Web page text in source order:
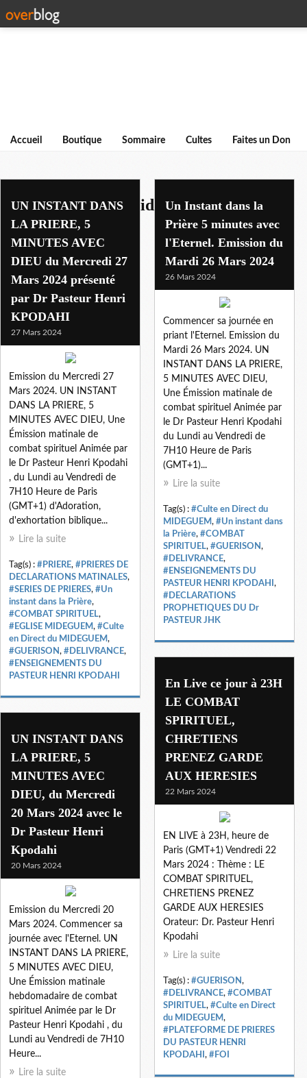
Accueil Boutique Sommaire Cultes Faites un Don
culte en direct du mideguem
UN INSTANT DANS
LA PRIERE, 5
MINUTES AVEC
DIEU du Mercredi 27
Mars 2024 présenté
par Dr Pasteur Henri
KPODAHI
27 Mars 2024
Emission du Mercredi 27
Mars 2024. UN INSTANT
DANS LA PRIERE, 5
MINUTES AVEC DIEU, Une
Émission matinale de
combat spirituel Animée par
le Dr Pasteur Henri Kpodahi
, du Lundi au Vendredi de
7H10 Heure de Paris
(GMT+1) d'Adoration,
d'exhortation biblique...
Lire la suite
Tag(s) : #PRIERE, #PRIERES DE
DECLARATIONS MATINALES,
#SERIES DE PRIERES, #Un
instant dans la Prière,
#COMBAT SPIRITUEL,
#EGLISE MIDEGUEM, #Culte
en Direct du MIDEGUEM,
#GUERISON, #DELIVRANCE,
#ENSEIGNEMENTS DU
PASTEUR HENRI KPODAHI
Un Instant dans la
Prière 5 minutes avec
l'Eternel. Emission du
Mardi 26 Mars 2024
26 Mars 2024
Commencer sa journée en
priant l'Eternel. Emission du
Mardi 26 Mars 2024. UN
INSTANT DANS LA PRIERE,
5 MINUTES AVEC DIEU,
Une Émission matinale de
combat spirituel Animée par
le Dr Pasteur Henri Kpodahi
du Lundi au Vendredi de
7H10 Heure de Paris
(GMT+1)...
Lire la suite
Tag(s) : #Culte en Direct du
MIDEGUEM, #Un instant dans
la Prière, #COMBAT
SPIRITUEL, #GUERISON,
#DELIVRANCE,
#ENSEIGNEMENTS DU
PASTEUR HENRI KPODAHI ,
#DECLARATIONS
PROPHETIQUES DU Dr
PASTEUR JHK
En Live ce jour à 23H
LE COMBAT
SPIRITUEL,
CHRETIENS
PRENEZ GARDE
AUX HERESIES
22 Mars 2024
EN LIVE à 23H, heure de
Paris (GMT+1) Vendredi 22
Mars 2024 : Thème : LE
COMBAT SPIRITUEL,
CHRETIENS PRENEZ
GARDE AUX HERESIES
Orateur: Dr. Pasteur Henri
Kpodahi
Lire la suite
Tag(s) : #GUERISON,
#DELIVRANCE, #COMBAT
SPIRITUEL, #Culte en Direct
du MIDEGUEM,
#PLATEFORME DE PRIERES
DU PASTEUR HENRI
KPODAHI , #FOI
UN INSTANT DANS
LA PRIERE, 5
MINUTES AVEC
DIEU, du Mercredi
20 Mars 2024 avec le
Dr Pasteur Henri
Kpodahi
20 Mars 2024
Emission du Mercredi 20
Mars 2024. Commencer sa
journée avec l'Eternel. UN
INSTANT DANS LA PRIERE,
5 MINUTES AVEC DIEU,
Une Émission matinale
hebdomadaire de combat
spirituel Animée par le Dr
Pasteur Henri Kpodahi , du
Lundi au Vendredi de 7H10
Heure...
Lire la suite